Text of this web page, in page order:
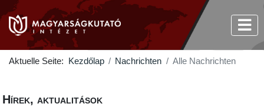
Aktuelle Seite: Kezdőlap Nachrichten Alle Nachrichten
Hírek, aktualitások